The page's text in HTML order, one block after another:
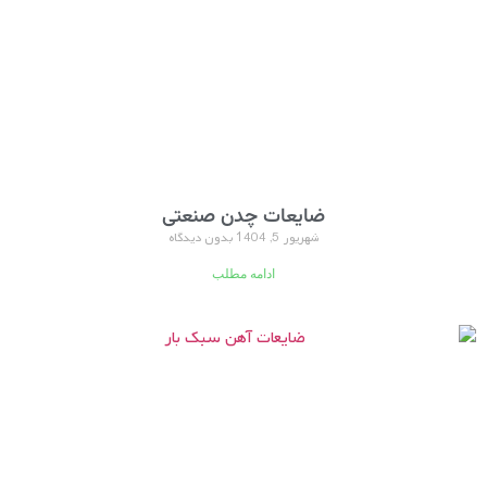
ضایعات چدن صنعتی
شهریور 5, 1404 بدون دیدگاه
ادامه مطلب